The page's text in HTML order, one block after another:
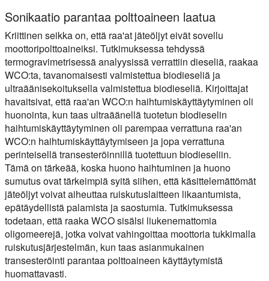
Sonikaatio parantaa polttoaineen laatua
Kriittinen seikka on, että raa'at jäteöljyt eivät sovellu
moottoripolttoaineiksi. Tutkimuksessa tehdyssä
termogravimetrisessä analyysissä verrattiin dieseliä, raakaa
WCO:ta, tavanomaisesti valmistettua biodieseliä ja
ultraäänisekoituksella valmistettua biodieseliä. Kirjoittajat
havaitsivat, että raa'an WCO:n haihtumiskäyttäytyminen oli
huonointa, kun taas ultraäänellä tuotetun biodieselin
haihtumiskäyttäytyminen oli parempaa verrattuna raa'an
WCO:n haihtumiskäyttäytymiseen ja jopa verrattuna
perinteisellä transesteröinnillä tuotettuun biodieseliin.
Tämä on tärkeää, koska huono haihtuminen ja huono
sumutus ovat tärkeimpiä syitä siihen, että käsittelemättömät
jäteöljyt voivat aiheuttaa ruiskutuslaitteen likaantumista,
epätäydellistä palamista ja saostumia. Tutkimuksessa
todetaan, että raaka WCO sisälsi liukenemattomia
oligomeerejä, jotka voivat vahingoittaa moottoria tukkimalla
ruiskutusjärjestelmän, kun taas asianmukainen
transesteröinti parantaa polttoaineen käyttäytymistä
huomattavasti.